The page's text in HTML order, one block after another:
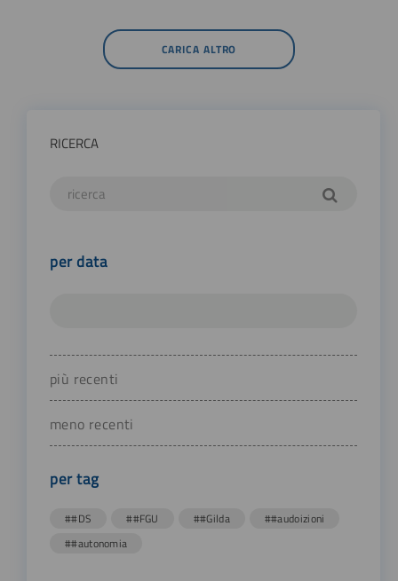
CARICA ALTRO
RICERCA
per data
più recenti
meno recenti
per tag
##DS ##FGU ##Gilda
##audoizioni
##autonomia